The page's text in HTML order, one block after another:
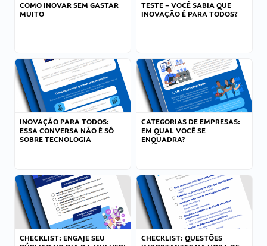
COMO INOVAR SEM GASTAR
MUITO
TESTE – VOCÊ SABIA QUE
INOVAÇÃO É PARA TODOS?
INOVAÇÃO PARA TODOS:
ESSA CONVERSA NÃO É SÓ
SOBRE TECNOLOGIA
CATEGORIAS DE EMPRESAS:
EM QUAL VOCÊ SE
ENQUADRA?
CHECKLIST: ENGAJE SEU
CHECKLIST: QUESTÕES